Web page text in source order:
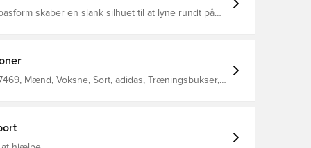
skaber en slank silhuet til at lyne rundt på
Mænd, Voksne, Sort, adidas, Træningsbukser,